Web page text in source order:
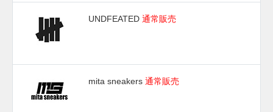
UNDFEATED 通常販売
mita sneakers 通常販売